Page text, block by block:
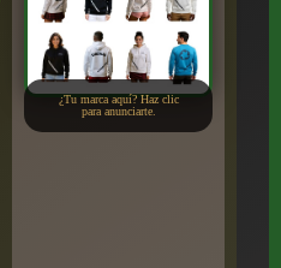
¿Tu marca aquí? Haz clic
para anunciarte.